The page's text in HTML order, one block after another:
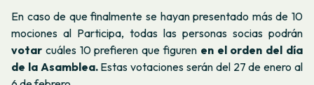
En caso de que finalmente se hayan presentado más de 10
mociones al Participa, todas las personas socias podrán
votar cuáles 10 prefieren que figuren en el orden del día
de la Asamblea. Estas votaciones serán del 27 de enero al